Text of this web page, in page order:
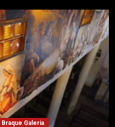
Braque Galeria